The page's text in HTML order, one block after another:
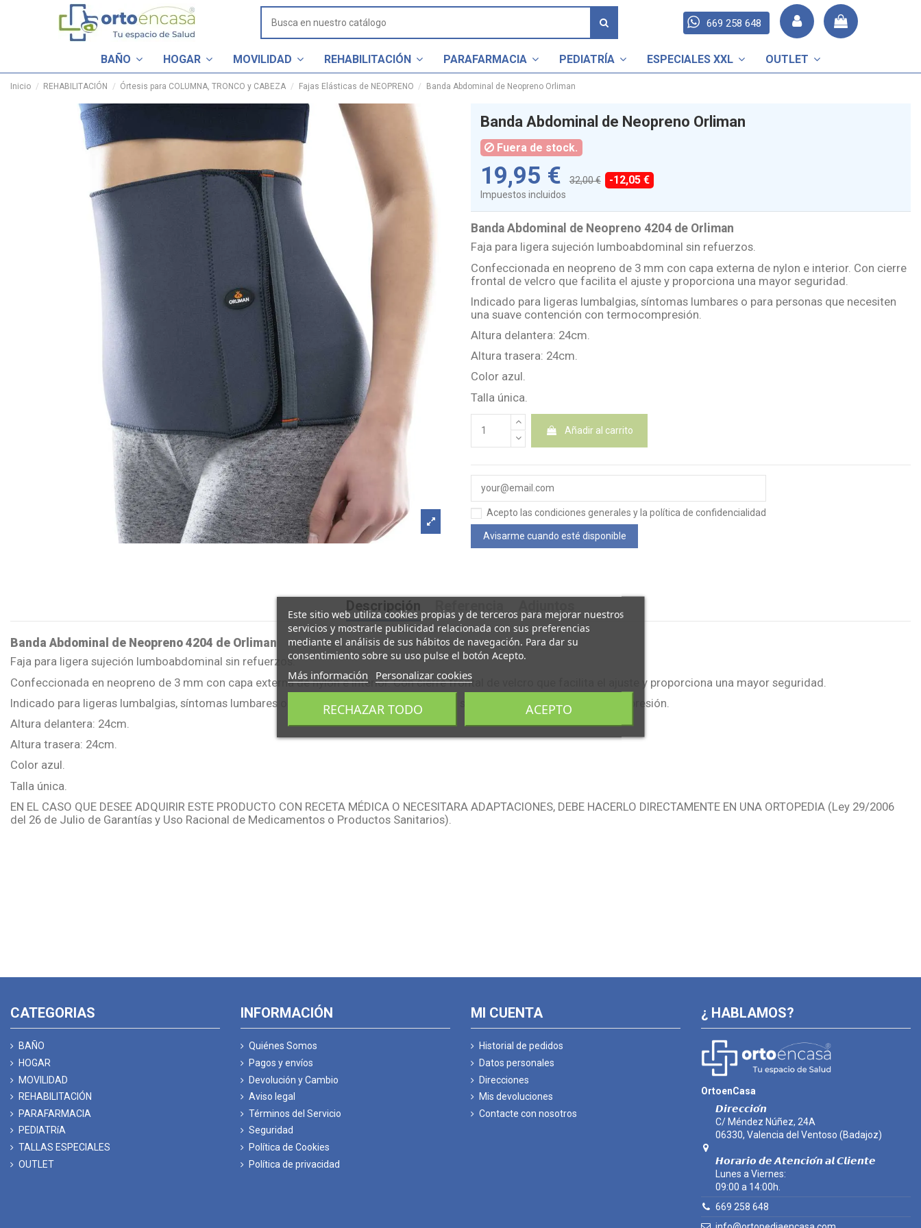
669 258 648
BAÑO HOGAR MOVILIDAD REHABILITACIÓN PARAFARMACIA PEDIATRÍA ESPECIALES XXL OUTLET
Inicio REHABILITACIÓN Órtesis para COLUMNA, TRONCO y CABEZA Fajas Elásticas de NEOPRENO Banda Abdominal de Neopreno Orliman
Banda Abdominal de Neopreno Orliman
Fuera de stock.
19,95 € 32,00 € -12,05 €
Impuestos incluidos
Banda Abdominal de Neopreno 4204 de Orliman
Faja para ligera sujeción lumboabdominal sin refuerzos.
Confeccionada en neopreno de 3 mm con capa externa de nylon e interior. Con cierre
frontal de velcro que facilita el ajuste y proporciona una mayor seguridad.
Indicado para ligeras lumbalgias, síntomas lumbares o para personas que necesiten
una suave contención con termocompresión.
Altura delantera: 24cm.
Altura trasera: 24cm.
Color azul.
Talla única.
Añadir al carrito
Acepto las condiciones generales y la política de confidencialidad
Descripción
Banda Abdominal de Neopreno 4204 de Orliman
Faja para ligera sujeción lumboabdominal sin refuerzos.
Confeccionada en neopreno de 3 mm con capa externa de nylon e interior. Con cierre frontal de velcro que facilita el ajuste y proporciona una mayor seguridad.
Indicado para ligeras lumbalgias, síntomas lumbares o para personas que necesiten una suave contención con termocompresión.
Altura delantera: 24cm.
Altura trasera: 24cm.
Color azul.
Talla única.
EN EL CASO QUE DESEE ADQUIRIR ESTE PRODUCTO CON RECETA MÉDICA O NECESITARA ADAPTACIONES, DEBE HACERLO DIRECTAMENTE EN UNA ORTOPEDIA (Ley 29/2006
del 26 de Julio de Garantías y Uso Racional de Medicamentos o Productos Sanitarios).
CATEGORIAS
BAÑO
HOGAR
MOVILIDAD
REHABILITACIÓN
PARAFARMACIA
PEDIATRíA
TALLAS ESPECIALES
OUTLET
INFORMACIÓN
Quiénes Somos
Pagos y envíos
Devolución y Cambio
Aviso legal
Términos del Servicio
Seguridad
Política de Cookies
Política de privacidad
MI CUENTA
Historial de pedidos
Datos personales
Direcciones
Mis devoluciones
Contacte con nosotros
¿ HABLAMOS?
OrtoenCasa
𝘿𝙞𝙧𝙚𝙘𝙘𝙞𝙤́𝙣
C/ Méndez Núñez, 24A
06330, Valencia del Ventoso (Badajoz)
𝙃𝙤𝙧𝙖𝙧𝙞𝙤 𝙙𝙚 𝘼𝙩𝙚𝙣𝙘𝙞𝙤́𝙣 𝙖𝙡 𝘾𝙡𝙞𝙚𝙣𝙩𝙚
Lunes a Viernes:
09:00 a 14:00h.
669 258 648
Este sitio web utiliza cookies propias y de terceros para mejorar nuestros
servicios y mostrarle publicidad relacionada con sus preferencias
mediante el análisis de sus hábitos de navegación. Para dar su
consentimiento sobre su uso pulse el botón Acepto.
Más información Personalizar cookies
RECHAZAR TODO ACEPTO